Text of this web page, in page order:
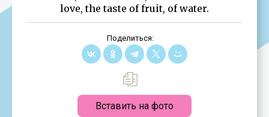
love, the taste of fruit, of water.
Поделиться:
Вставить на фото